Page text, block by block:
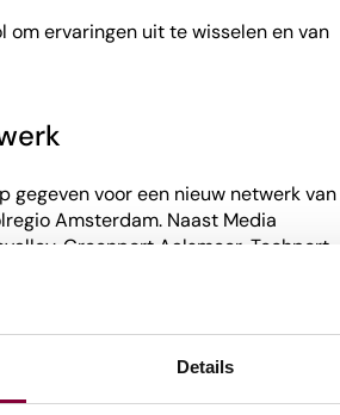
Details
om ervaringen uit te wisselen en van
voor een nieuw netwerk van
Amsterdam. Naast Media
Greenport Aalsmeer, Techport
is. Welke vraagstukken lenen
kennis en ervaringen kunnen